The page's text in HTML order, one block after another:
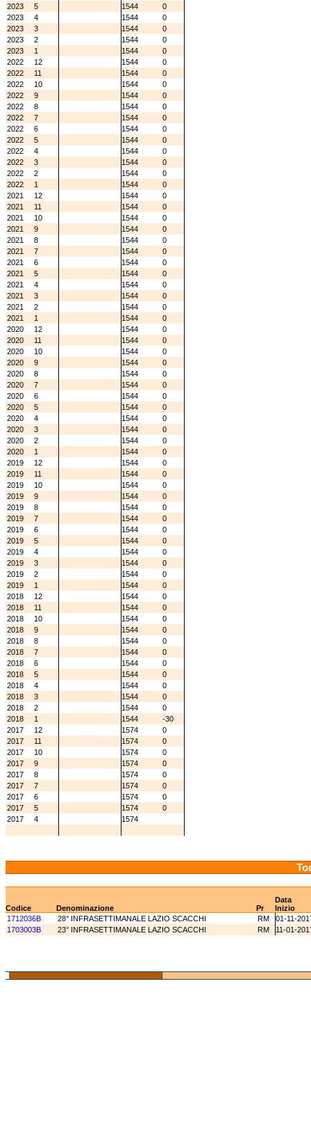
2023
5 1544
0
2023
4 1544
0
2023
3 1544
0
2023
2 1544
0
2023
1 1544
0
2022
12 1544
0
2022
11 1544
0
2022
10 1544
0
2022
9 1544
0
2022
8 1544
0
2022
7 1544
0
2022
6 1544
0
2022
5 1544
0
2022
4 1544
0
2022
3 1544
0
2022
2 1544
0
2022
1 1544
0
2021
12 1544
0
2021
11 1544
0
2021
10 1544
0
2021
9 1544
0
2021
8 1544
0
2021
7 1544
0
2021
6 1544
0
2021
5 1544
0
2021
4 1544
0
2021
3 1544
0
2021
2 1544
0
2021
1 1544
0
2020
12 1544
0
2020
11 1544
0
2020
10 1544
0
2020
9 1544
0
2020
8 1544
0
2020
7 1544
0
2020
6 1544
0
2020
5 1544
0
2020
4 1544
0
2020
3 1544
0
2020
2 1544
0
2020
1 1544
0
2019
12 1544
0
2019
11 1544
0
2019
10 1544
0
2019
9 1544
0
2019
8 1544
0
2019
7 1544
0
2019
6 1544
0
2019
5 1544
0
2019
4 1544
0
2019
3 1544
0
2019
2 1544
0
2019
1 1544
0
2018
12 1544
0
2018
11 1544
0
2018
10 1544
0
2018
9 1544
0
2018
8 1544
0
2018
7 1544
0
2018
6 1544
0
2018
5 1544
0
2018
4 1544
0
2018
3 1544
0
2018
2 1544
0
2018
1 1544
-30
2017
12 1574
0
2017
11 1574
0
2017
10 1574
0
2017
9 1574
0
2017
8 1574
0
2017
7 1574
0
2017
6 1574
0
2017
5 1574
0
2017
4 1574
Data
Codice
Denominazione Pr
Inizio
1712036B
28° INFRASETTIMANALE LAZIO SCACCHI RM
01-11-
1703003B
23° INFRASETTIMANALE LAZIO SCACCHI RM 11-01-